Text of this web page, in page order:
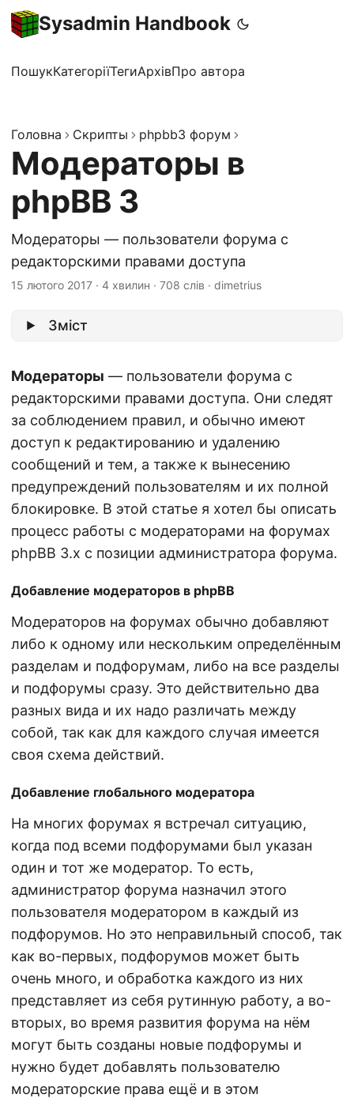
Sysadmin Handbook
ПошукКатегоріїТегиАрхівПро автора
Головна Скрипты phpbb3 форум
Модераторы в
phpBB 3
Модераторы — пользователи форума с
редакторскими правами доступа
15 лютого 2017 · 4 хвилин · 708 слів · dimetrius
Зміст
Модераторы — пользователи форума с
редакторскими правами доступа. Они следят
за соблюдением правил, и обычно имеют
доступ к редактированию и удалению
сообщений и тем, а также к вынесению
предупреждений пользователям и их полной
блокировке. В этой статье я хотел бы описать
процесс работы с модераторами на форумах
phpBB 3.x с позиции администратора форума.
Добавление модераторов в phpBB
Модераторов на форумах обычно добавляют
либо к одному или нескольким определённым
разделам и подфорумам, либо на все разделы
и подфорумы сразу. Это действительно два
разных вида и их надо различать между
собой, так как для каждого случая имеется
своя схема действий.
Добавление глобального модератора
На многих форумах я встречал ситуацию,
когда под всеми подфорумами был указан
один и тот же модератор. То есть,
администратор форума назначил этого
пользователя модератором в каждый из
подфорумов. Но это неправильный способ, так
как во-первых, подфорумов может быть
очень много, и обработка каждого из них
представляет из себя рутинную работу, а во-
вторых, во время развития форума на нём
могут быть созданы новые подфорумы и
нужно будет добавлять пользователю
модераторские права ещё и в этом